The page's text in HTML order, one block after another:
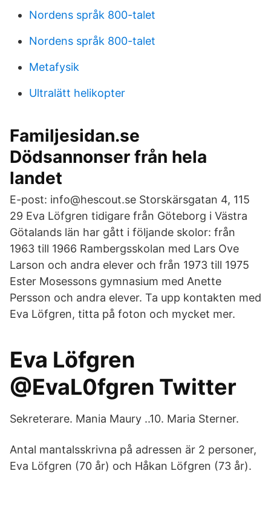
Nordens språk 800-talet
Nordens språk 800-talet
Metafysik
Ultralätt helikopter
Familjesidan.se
Dödsannonser från hela
landet
E-post: info@hescout.se Storskärsgatan 4, 115
29 Eva Löfgren tidigare från Göteborg i Västra
Götalands län har gått i följande skolor: från
1963 till 1966 Rambergsskolan med Lars Ove
Larson och andra elever och från 1973 till 1975
Ester Mosessons gymnasium med Anette
Persson och andra elever. Ta upp kontakten med
Eva Löfgren, titta på foton och mycket mer.
Eva Löfgren
@EvaL0fgren Twitter
Sekreterare. Mania Maury ..10. Maria Sterner.
Antal mantalsskrivna på adressen är 2 personer,
Eva Löfgren (70 år) och Håkan Löfgren (73 år).